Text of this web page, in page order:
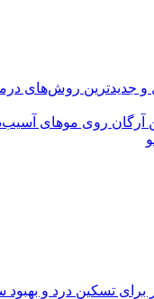
و جدیدترین روش‌های